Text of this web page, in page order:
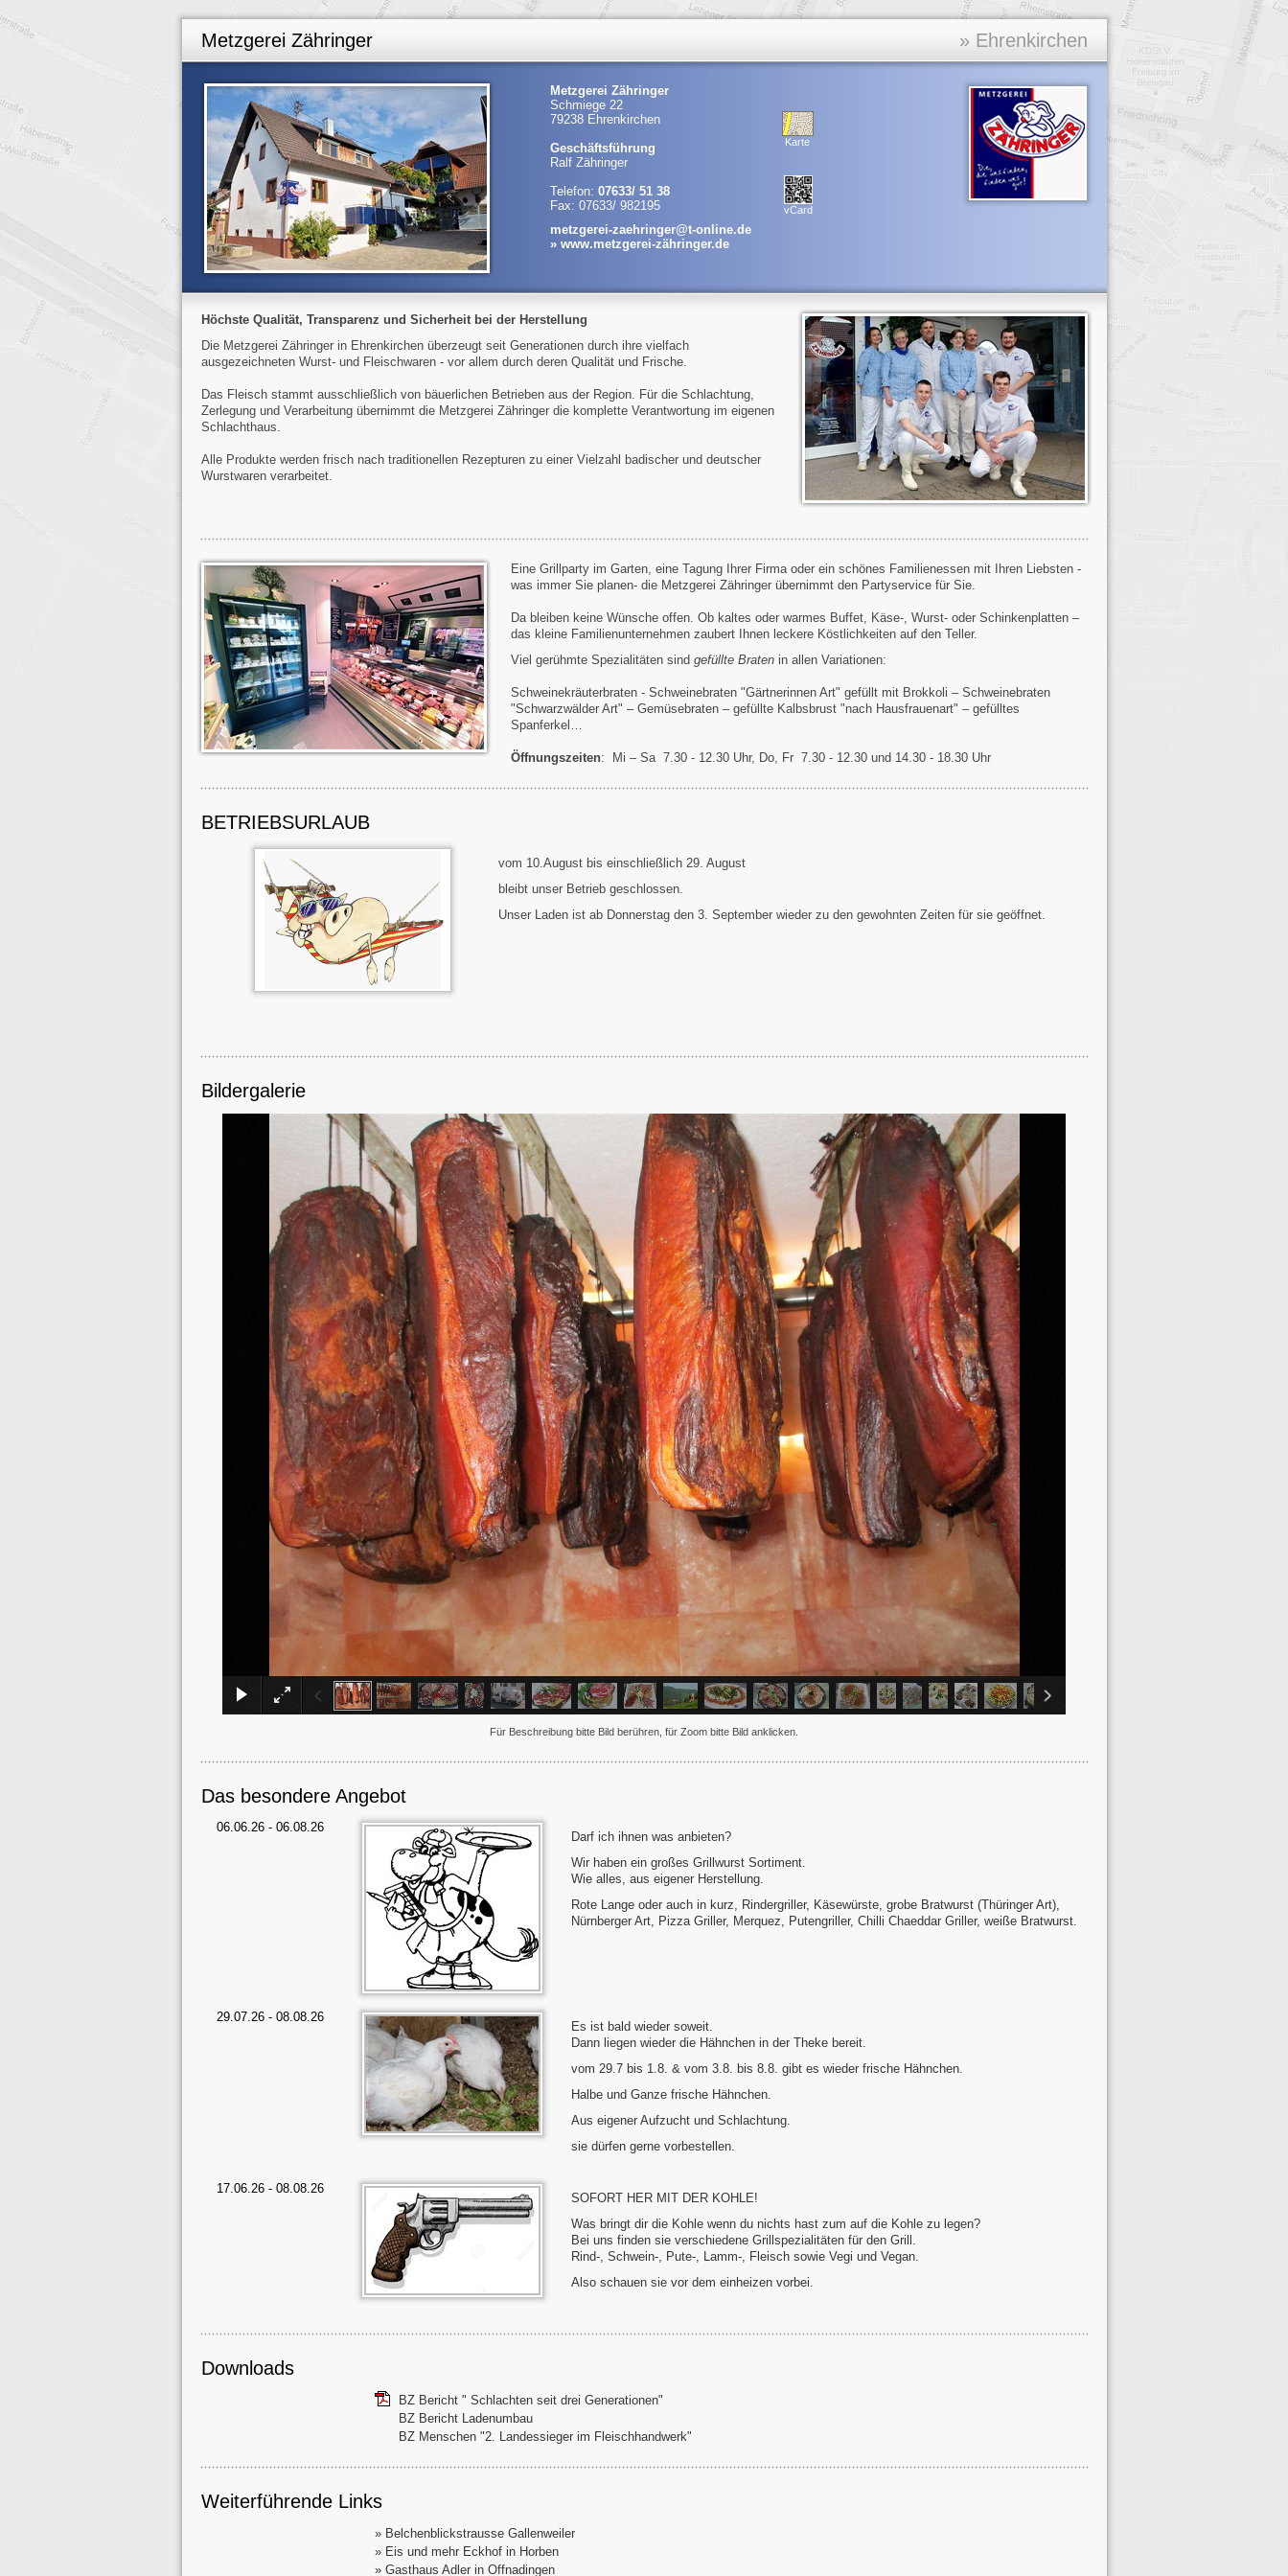
Metzgerei Zähringer » Ehrenkirchen
Metzgerei Zähringer
Schmiege 22
79238 Ehrenkirchen
Karte
Geschäftsführung
Ralf Zähringer
Telefon: 07633/ 51 38
Fax: 07633/ 982195
metzgerei-zaehringer@t-online.de
» www.metzgerei-zähringer.de
vCard
Höchste Qualität, Transparenz und Sicherheit bei der Herstellung
Die Metzgerei Zähringer in Ehrenkirchen überzeugt seit Generationen durch ihre vielfach
ausgezeichneten Wurst- und Fleischwaren - vor allem durch deren Qualität und Frische.
Das Fleisch stammt ausschließlich von bäuerlichen Betrieben aus der Region. Für die Schlachtung,
Zerlegung und Verarbeitung übernimmt die Metzgerei Zähringer die komplette Verantwortung im eigenen
Schlachthaus.
Alle Produkte werden frisch nach traditionellen Rezepturen zu einer Vielzahl badischer und deutscher
Wurstwaren verarbeitet.
Eine Grillparty im Garten, eine Tagung Ihrer Firma oder ein schönes Familienessen mit Ihren Liebsten -
was immer Sie planen- die Metzgerei Zähringer übernimmt den Partyservice für Sie.
Da bleiben keine Wünsche offen. Ob kaltes oder warmes Buffet, Käse-, Wurst- oder Schinkenplatten –
das kleine Familienunternehmen zaubert Ihnen leckere Köstlichkeiten auf den Teller.
Viel gerühmte Spezialitäten sind gefüllte Braten in allen Variationen:
Schweinekräuterbraten - Schweinebraten "Gärtnerinnen Art" gefüllt mit Brokkoli – Schweinebraten
"Schwarzwälder Art" – Gemüsebraten – gefüllte Kalbsbrust "nach Hausfrauenart" – gefülltes
Spanferkel…
Öffnungszeiten: Mi – Sa 7.30 - 12.30 Uhr, Do, Fr 7.30 - 12.30 und 14.30 - 18.30 Uhr
BETRIEBSURLAUB
vom 10.August bis einschließlich 29. August
bleibt unser Betrieb geschlossen.
Unser Laden ist ab Donnerstag den 3. September wieder zu den gewohnten Zeiten für sie geöffnet.
Bildergalerie
Für Beschreibung bitte Bild berühren, für Zoom bitte Bild anklicken.
Das besondere Angebot
06.06.26 - 06.08.26
Darf ich ihnen was anbieten?
Wir haben ein großes Grillwurst Sortiment.
Wie alles, aus eigener Herstellung.
Rote Lange oder auch in kurz, Rindergriller, Käsewürste, grobe Bratwurst (Thüringer Art),
Nürnberger Art, Pizza Griller, Merquez, Putengriller, Chilli Chaeddar Griller, weiße Bratwurst.
29.07.26 - 08.08.26
Es ist bald wieder soweit.
Dann liegen wieder die Hähnchen in der Theke bereit.
vom 29.7 bis 1.8. & vom 3.8. bis 8.8. gibt es wieder frische Hähnchen.
Halbe und Ganze frische Hähnchen.
Aus eigener Aufzucht und Schlachtung.
sie dürfen gerne vorbestellen.
17.06.26 - 08.08.26
SOFORT HER MIT DER KOHLE!
Was bringt dir die Kohle wenn du nichts hast zum auf die Kohle zu legen?
Bei uns finden sie verschiedene Grillspezialitäten für den Grill.
Rind-, Schwein-, Pute-, Lamm-, Fleisch sowie Vegi und Vegan.
Also schauen sie vor dem einheizen vorbei.
Downloads
BZ Bericht " Schlachten seit drei Generationen"
BZ Bericht Ladenumbau
BZ Menschen "2. Landessieger im Fleischhandwerk"
Weiterführende Links
» Belchenblickstrausse Gallenweiler
» Eis und mehr Eckhof in Horben
» Gasthaus Adler in Offnadingen